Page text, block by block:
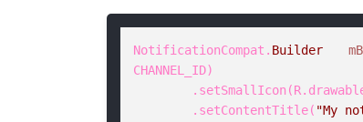
NotificationCompat. Builder
CHANNEL_ID)
        .setContentTitle(
"My